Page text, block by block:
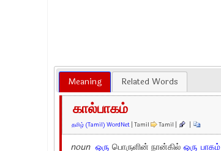
Meaning Related Words
கால்பாகம்
தமிழ் (Tamil) WordNet| Tamil Tamil | |
noun ஒரு பொருளின் நான்கில் ஒரு பாகம்